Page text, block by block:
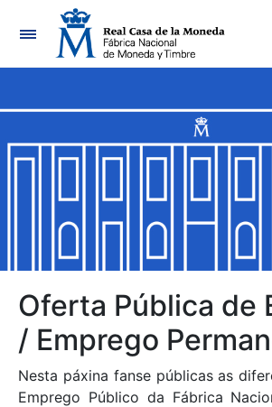
Navegación
Mostrar/Ocultar
Mostrar/Ocultar
Mostrar/Ocultar
Mostrar/Ocultar
Oferta Pública de
/ Emprego
Nesta páxina fanse públicas as
Emprego Público da Fábrica